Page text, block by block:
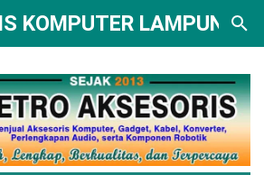
KOMPUTER LAMPUNG